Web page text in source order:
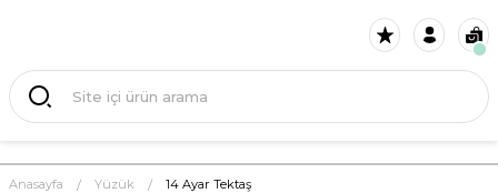
Anasayfa Yüzük 14 Ayar Tektaş